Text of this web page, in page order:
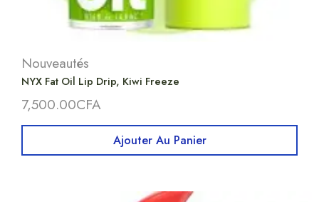
Nouveautés
NYX Fat Oil Lip Drip, Kiwi Freeze
7,500.00CFA
Ajouter Au Panier